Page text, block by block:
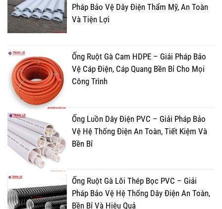
Pháp Bảo Vệ Dây Điện Thẩm Mỹ, An Toàn
Và Tiện Lợi
Ống Ruột Gà Cam HDPE – Giải Pháp Bảo
Vệ Cáp Điện, Cáp Quang Bền Bỉ Cho Mọi
Công Trình
Ống Luồn Dây Điện PVC – Giải Pháp Bảo
Vệ Hệ Thống Điện An Toàn, Tiết Kiệm Và
Bền Bỉ
Ống Ruột Gà Lõi Thép Bọc PVC – Giải
Pháp Bảo Vệ Hệ Thống Dây Điện An Toàn,
Bền Bỉ Và Hiệu Quả